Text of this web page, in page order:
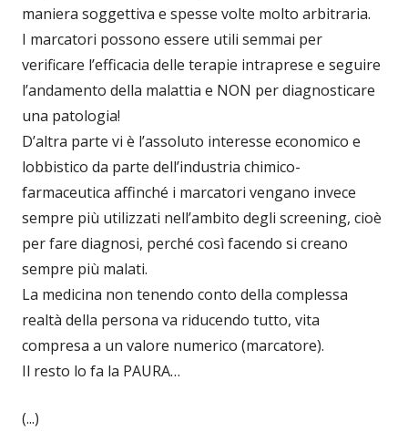
maniera soggettiva e spesse volte molto arbitraria.
I marcatori possono essere utili semmai per
verificare l’efficacia delle terapie intraprese e seguire
l’andamento della malattia e NON per diagnosticare
una patologia!
D’altra parte vi è l’assoluto interesse economico e
lobbistico da parte dell’industria chimico-
farmaceutica affinché i marcatori vengano invece
sempre più utilizzati nell’ambito degli screening, cioè
per fare diagnosi, perché così facendo si creano
sempre più malati.
La medicina non tenendo conto della complessa
realtà della persona va riducendo tutto, vita
compresa a un valore numerico (marcatore).
Il resto lo fa la PAURA…
(...)